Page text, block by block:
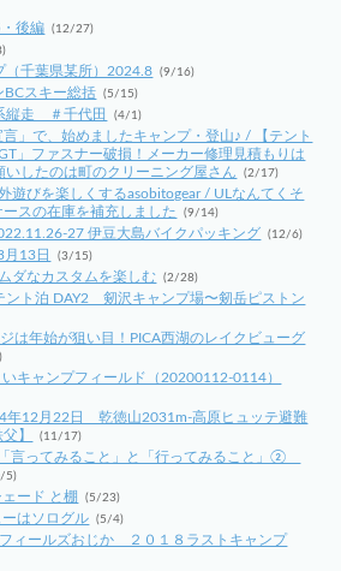
後編 (12/27)
（千葉県某所）2024.8 (9/16)
スキー総括 (5/15)
縦走 ＃千代田 (4/1)
」で、始めましたキャンプ・登山♪ / 【テント
」ファスナー破損！メーカー修理見積もりは
したのは町のクリーニング屋さん
(2/17)
遊びを楽しくするasobitogear / ULなんてくそ
スの在庫を補充しました
(9/14)
27 伊豆大島バイクパッキング (12/6)
月13日 (3/15)
ダなカスタムを楽しむ (2/28)
ント泊 DAY2 剱沢キャンプ場〜剱岳ピストン
は年始が狙い目！PICA西湖のレイクビューグ
キャンプフィールド（20200112-0114）
年12月22日 乾徳山2031m-高原ヒュッテ避難
】
(11/17)
言ってみること」と「行ってみること」②
5)
ード と棚 (5/23)
はソログル (5/4)
ィールズおじか ２０１８ラストキャンプ